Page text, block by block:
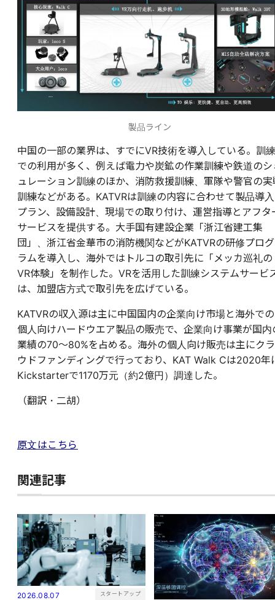
製品ライン
中国の一部の業界は、すでにVR技術を導入している。訓練
での利用が多く、例えば電力や炭鉱の作業訓練や鉄道のシ
ュレーション訓練のほか、消防救援訓練、軍隊や警官の実
訓練などがある。KATVRは訓練の内容に合わせて製品導入
プラン、設備設計、現場での取り付け、運営指導とアフタ
サービスを提供する。大手国有建設企業「浙江省建工集
団」、浙江省金華市の消防機関などがKATVRの研修プログ
ラムを導入し、海外ではトルコの取引先に「メッカ巡礼の
VR体験」を制作した。VRを活用した訓練システムサービ
は、加盟店方式で取引先を広げている。
KATVRの収入源は主に中国国内の企業向け市場と海外での
個人向けハードウエア製品の販売で、企業向け事業が国内
業績の70〜80%を占める。海外の個人向け販売は主にクラ
ウドファンディングで行っており、KAT Walk Cは2020年
Kickstarterで1170万元（約2億円）調達した。
（翻訳・二胡）
原文はこちら
関連記事
2026.08.07 スタートアップ